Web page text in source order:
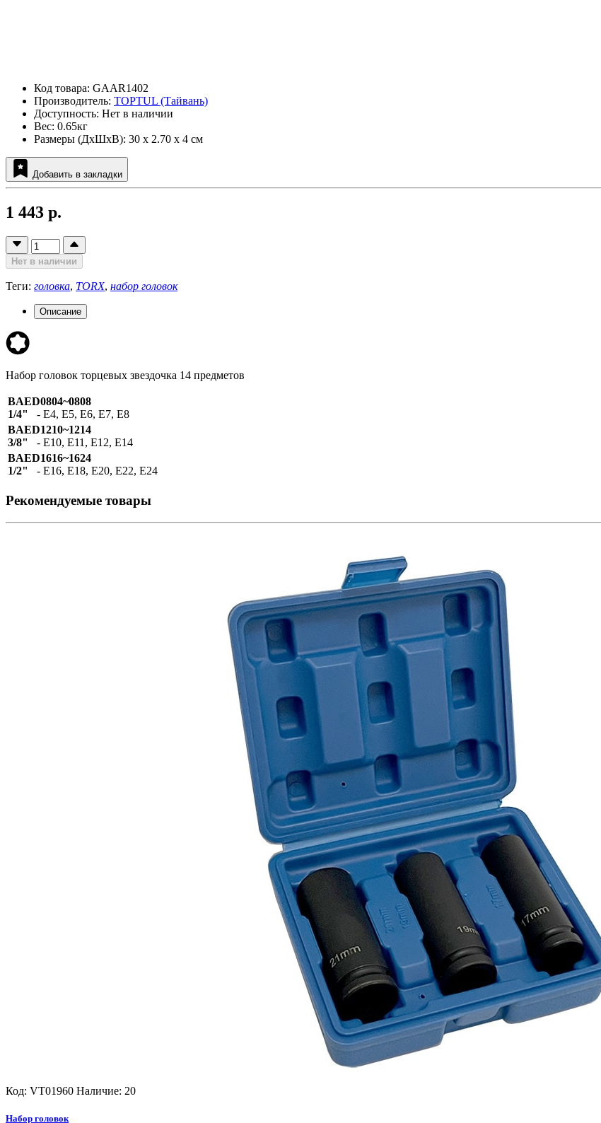
Код товара: GAAR1402
Производитель: TOPTUL (Тайвань)
Доступность: Нет в наличии
Вес: 0.65кг
Размеры (ДxШxВ): 30 x 2.70 x 4 см
Добавить в закладки
1 443 р.
Нет в наличии
Теги: головка, TORX, набор головок
Описание
Набор головок торцевых звездочка 14 предметов
BAED0804~0808
1/4"
- E4, E5, E6, E7, E8
BAED1210~1214
3/8" - E10, E11, E12, E14
BAED1616~1624
1/2" - E16, E18, E20, E22, E24
Рекомендуемые товары
Код: VT01960 Наличие: 20
Набор головок